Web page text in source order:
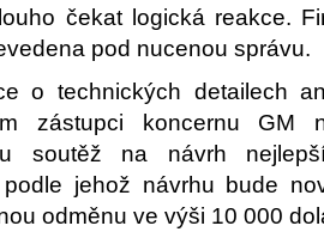
čekat logická reakce.
pod nucenou správu.
o technických detailech
zástupci koncernu GM
soutěž na návrh
jehož návrhu bude
odměnu ve výši 10 000